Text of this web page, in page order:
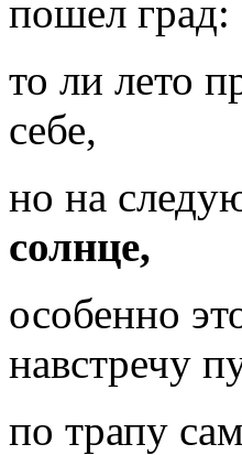
пошел град:
то ли лето
себе,
но на
солнце,
особенно
навстречу
по трапу